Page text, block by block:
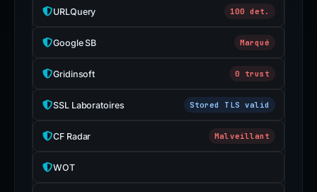
URLQuery 100 det.
Google SB Marqué
Gridinsoft 0 trust
SSL Laboratoires Stored TLS valid
CF Radar Malveillant
WOT